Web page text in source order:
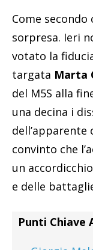
Come secondo
sorpresa. Ieri
votato la
targata Marta
del M5S alla
una decina i
convinto che
un
e delle
Punti Chiave